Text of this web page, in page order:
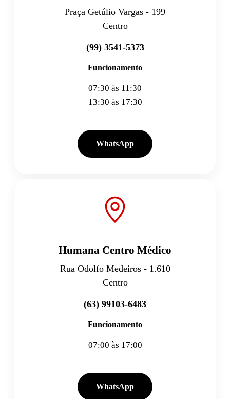
Praça Getúlio Vargas - 199
Centro
(99) 3541-5373
Funcionamento
07:30 às 11:30
13:30 às 17:30
WhatsApp
Humana Centro Médico
Rua Odolfo Medeiros - 1.610
Centro
(63) 99103-6483
Funcionamento
07:00 às 17:00
WhatsApp